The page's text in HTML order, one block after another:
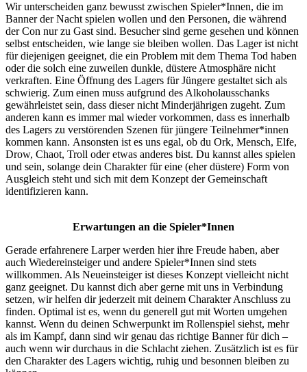
Wir unterscheiden ganz bewusst zwischen Spieler*Innen, die im
Banner der Nacht spielen wollen und den Personen, die während
der Con nur zu Gast sind. Besucher sind gerne gesehen und können
selbst entscheiden, wie lange sie bleiben wollen. Das Lager ist nicht
für diejenigen geeignet, die ein Problem mit dem Thema Tod haben
oder die solch eine zuweilen dunkle, düstere Atmosphäre nicht
verkraften. Eine Öffnung des Lagers für Jüngere gestaltet sich als
schwierig. Zum einen muss aufgrund des Alkoholausschanks
gewährleistet sein, dass dieser nicht Minderjährigen zugeht. Zum
anderen kann es immer mal wieder vorkommen, dass es innerhalb
des Lagers zu verstörenden Szenen für jüngere Teilnehmer*innen
kommen kann. Ansonsten ist es uns egal, ob du Ork, Mensch, Elfe,
Drow, Chaot, Troll oder etwas anderes bist. Du kannst alles spielen
und sein, solange dein Charakter für eine (eher düstere) Form von
Ausgleich steht und sich mit dem Konzept der Gemeinschaft
identifizieren kann.
Erwartungen an die Spieler*Innen
Gerade erfahrenere Larper werden hier ihre Freude haben, aber
auch Wiedereinsteiger und andere Spieler*Innen sind stets
willkommen. Als Neueinsteiger ist dieses Konzept vielleicht nicht
ganz geeignet. Du kannst dich aber gerne mit uns in Verbindung
setzen, wir helfen dir jederzeit mit deinem Charakter Anschluss zu
finden. Optimal ist es, wenn du generell gut mit Worten umgehen
kannst. Wenn du deinen Schwerpunkt im Rollenspiel siehst, mehr
als im Kampf, dann sind wir genau das richtige Banner für dich –
auch wenn wir durchaus in die Schlacht ziehen. Zusätzlich ist es für
den Charakter des Lagers wichtig, ruhig und besonnen bleiben zu